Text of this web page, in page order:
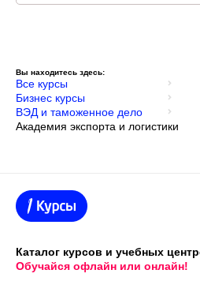
Вы находитесь здесь:
Все курсы
Бизнес курсы
ВЭД и таможенное дело
Академия экспорта и логистики
Каталог курсов и учебных
Обучайся офлайн или онлайн!